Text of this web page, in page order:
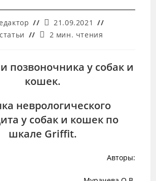
Запись
опубликована:
21.09.2021
Время
2 мин. чтения
позвоночника у собак и
кошек.
неврологического
у собак и кошек по
шкале Griffit.
Авторы: